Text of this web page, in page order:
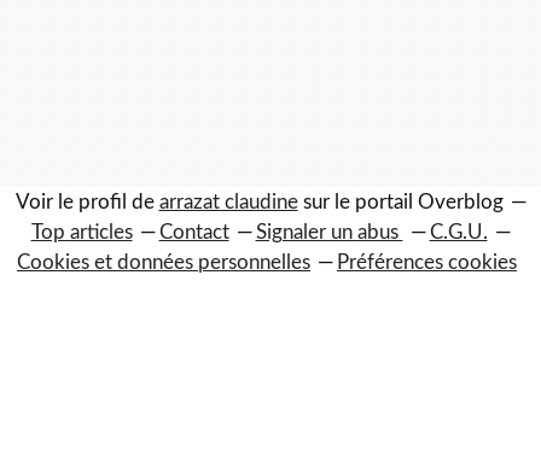
Voir le profil de arrazat claudinesur le portail Overblog
Top articles
Contact Signaler un abus
C.G.U.
Cookies et données personnelles
Préférences cookies